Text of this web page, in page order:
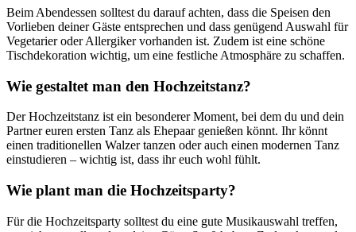
Beim Abendessen solltest du darauf achten, dass die Speisen den
Vorlieben deiner Gäste entsprechen und dass genügend Auswahl für
Vegetarier oder Allergiker vorhanden ist. Zudem ist eine schöne
Tischdekoration wichtig, um eine festliche Atmosphäre zu schaffen.
Wie gestaltet man den Hochzeitstanz?
Der Hochzeitstanz ist ein besonderer Moment, bei dem du und dein
Partner euren ersten Tanz als Ehepaar genießen könnt. Ihr könnt
einen traditionellen Walzer tanzen oder auch einen modernen Tanz
einstudieren – wichtig ist, dass ihr euch wohl fühlt.
Wie plant man die Hochzeitsparty?
Für die Hochzeitsparty solltest du eine gute Musikauswahl treffen,